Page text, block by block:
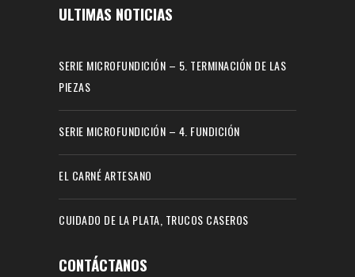
ULTIMAS NOTICIAS
SERIE MICROFUNDICIÓN – 5. TERMINACIÓN DE LAS
PIEZAS
SERIE MICROFUNDICIÓN – 4. FUNDICIÓN
EL CARNÉ ARTESANO
CUIDADO DE LA PLATA, TRUCOS CASEROS
CONTÁCTANOS